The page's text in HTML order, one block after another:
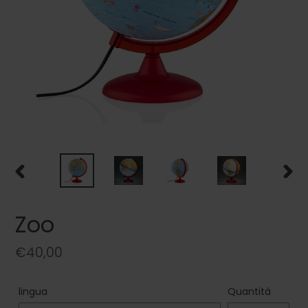
Zoo
Prezzo
listino
€40,00
lingua Quantità